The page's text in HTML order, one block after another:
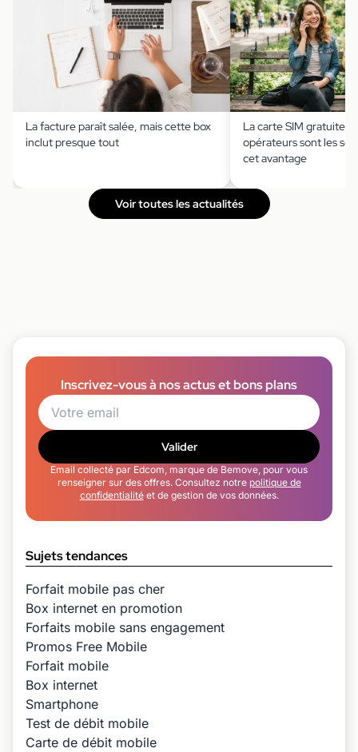
La facture paraît salée, mais cette box
inclut presque tout
La carte SIM gratuite ?
opérateurs sont les
cet avantage
Voir toutes les actualités
Inscrivez-vous à nos actus et bons plans
Valider
Email collecté par Edcom, marque de Bemove, pour vous
renseigner sur des offres. Consultez notre politique de
confidentialitéet de gestion de vos données.
Sujets tendances
Forfait mobile pas cher
Box internet en promotion
Forfaits mobile sans engagement
Promos Free Mobile
Forfait mobile
Box internet
Smartphone
Test de débit mobile
Carte de débit mobile